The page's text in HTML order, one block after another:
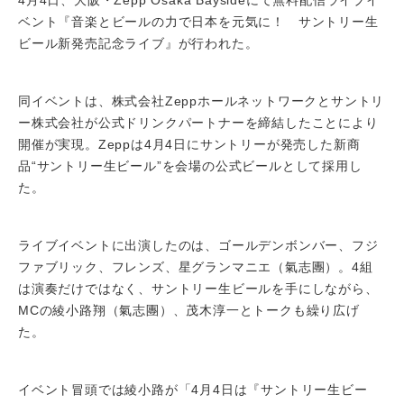
ベント『音楽とビールの力で日本を元気に！ サントリー生
ビール新発売記念ライブ』が行われた。
同イベントは、株式会社Zeppホールネットワークとサントリ
ー株式会社が公式ドリンクパートナーを締結したことにより
開催が実現。Zeppは4月4日にサントリーが発売した新商
品“サントリー生ビール”を会場の公式ビールとして採用し
た。
ライブイベントに出演したのは、ゴールデンボンバー、フジ
ファブリック、フレンズ、星グランマニエ（氣志團）。4組
は演奏だけではなく、サントリー生ビールを手にしながら、
MCの綾小路翔（氣志團）、茂木淳一とトークも繰り広げ
た。
イベント冒頭では綾小路が「4月4日は『サントリー生ビー